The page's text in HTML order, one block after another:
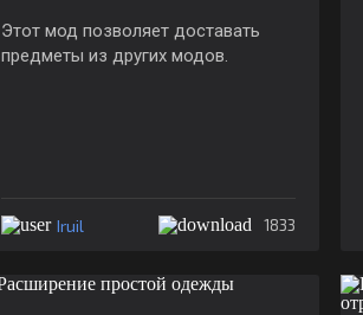
Этот мод позволяет доставать
предметы из других модов.
Iruil 1833